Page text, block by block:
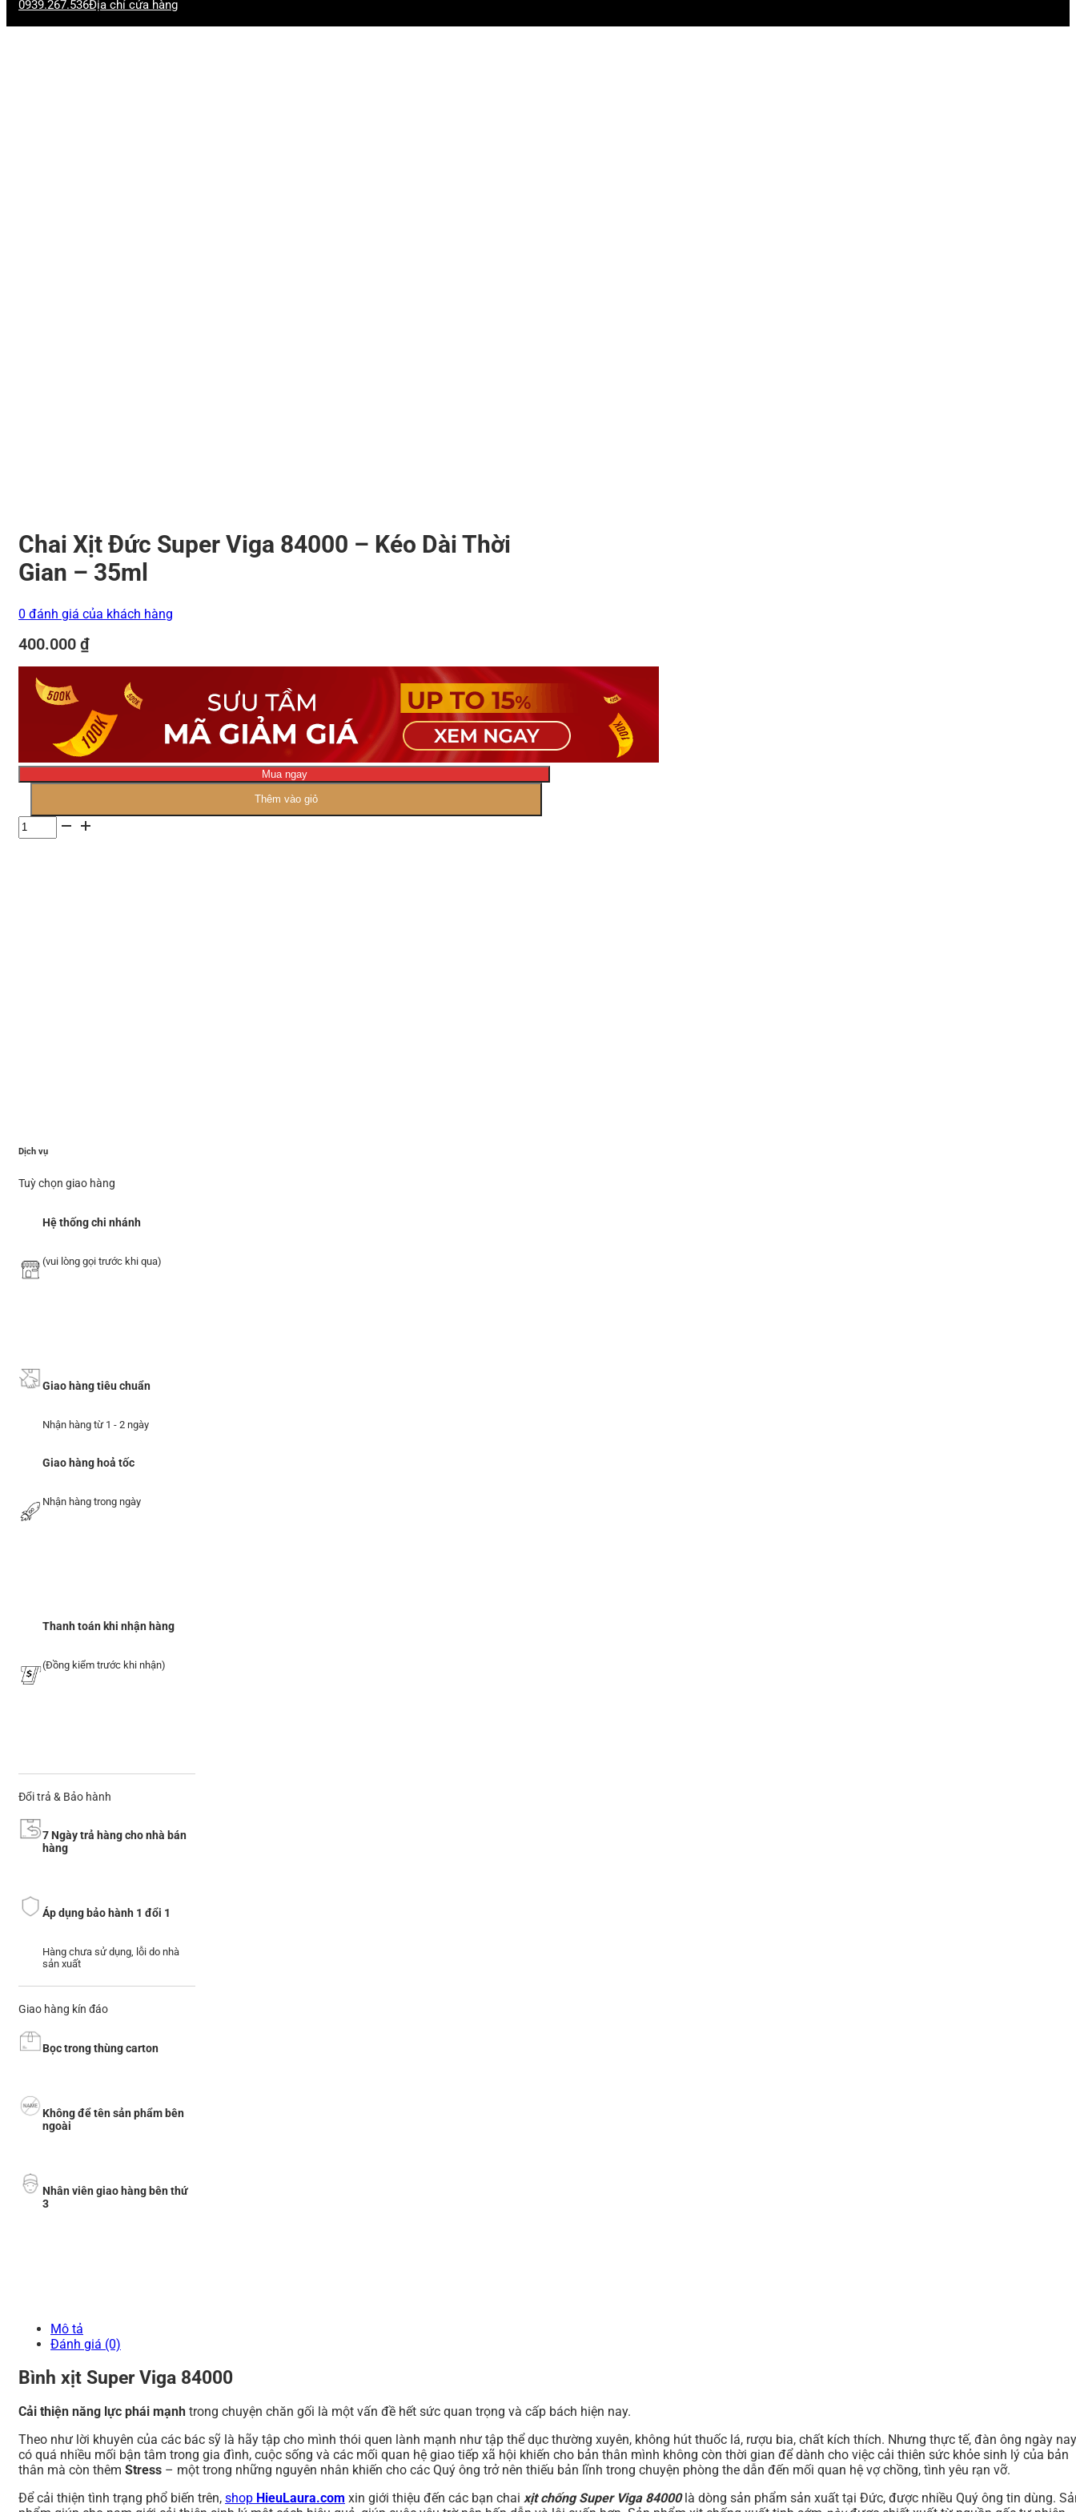
0939.267.536Địa chỉ cửa hàng
Chai Xịt Đức Super Viga 84000 – Kéo Dài Thời
Gian – 35ml
0 đánh giá của khách hàng
400.000 ₫
Số
lượng
Thêm vào giỏ
Mua ngay
Dịch vụ
Tuỳ chọn giao hàng
Hệ thống chi nhánh
(vui lòng gọi trước khi qua)
Giao hàng tiêu chuẩn
Nhận hàng từ 1 - 2 ngày
Giao hàng hoả tốc
Nhận hàng trong ngày
Thanh toán khi nhận hàng
(Đồng kiểm trước khi nhận)
Đổi trả & Bảo hành
7 Ngày trả hàng cho nhà bán
hàng
Áp dụng bảo hành 1 đổi 1
Hàng chưa sử dụng, lỗi do nhà
sản xuất
Giao hàng kín đáo
Bọc trong thùng carton
Không để tên sản phẩm bên
ngoài
Nhân viên giao hàng bên thứ
3
Mô tả
Đánh giá (0)
Bình xịt Super Viga 84000
Cải thiện năng lực phái mạnh trong chuyện chăn gối là một vấn đề hết sức quan trọng và cấp bách hiện nay.
Theo như lời khuyên của các bác sỹ là hãy tập cho mình thói quen lành mạnh như tập thể dục thường xuyên, không hút thuốc lá, rượu bia, chất kích thích. Nhưng thực tế, đàn ông ngày nay
có quá nhiều mối bận tâm trong gia đình, cuộc sống và các mối quan hệ giao tiếp xã hội khiến cho bản thân mình không còn thời gian để dành cho việc cải thiên sức khỏe sinh lý của bản
thân mà còn thêm Stress – một trong những nguyên nhân khiến cho các Quý ông trở nên thiếu bản lĩnh trong chuyện phòng the dẫn đến mối quan hệ vợ chồng, tình yêu rạn vỡ.
Để cải thiện tình trạng phổ biến trên, shop HieuLaura.com xin giới thiệu đến các bạn chai xịt chống Super Viga 84000 là dòng sản phẩm sản xuất tại Đức, được nhiều Quý ông tin dùng.